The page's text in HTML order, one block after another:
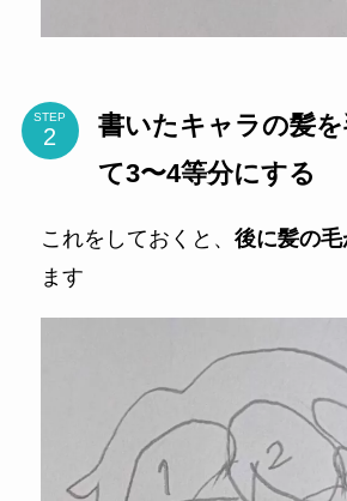
STEP
書いたキャラの髪
て3〜4等分にする
これをしておくと、 後に髪の毛
ます